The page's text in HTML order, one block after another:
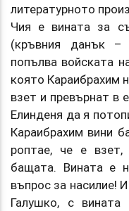
литературното
Чия е вината за
(кръвния данък
попълва войската
която Караибрахим
взет и превърнат в
Елинденя да я
Караибрахим вини
роптае, че е
бащата. Вината е
въпрос за насилие!
Галушко, с вината